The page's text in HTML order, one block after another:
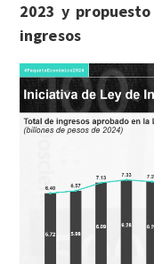
2023 y
ingresos